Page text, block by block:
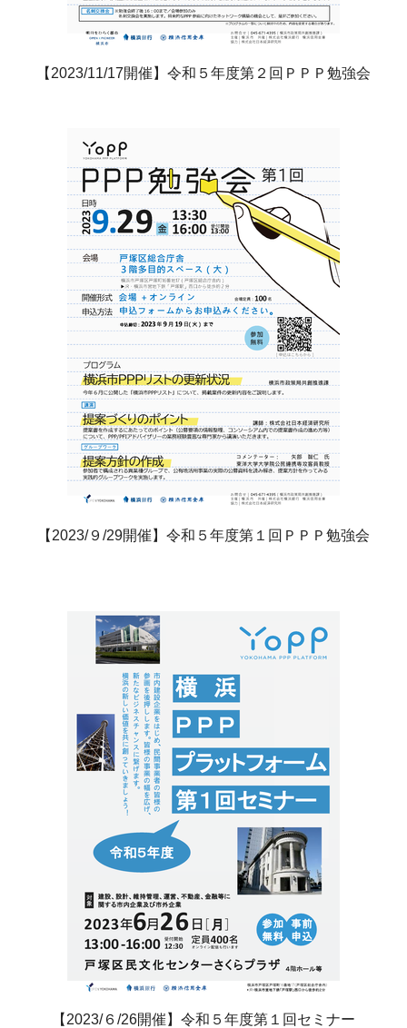
【2023/11/17開催】令和５年度第２回ＰＰＰ勉強会
【2023/９/29開催】令和５年度第１回ＰＰＰ勉強会
【2023/６/26開催】令和５年度第１回セミナー